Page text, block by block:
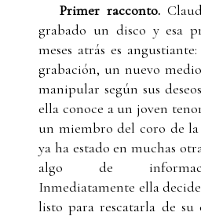
Primer racconto.
grabado un disco y esa
meses atrás es
grabación, un nuevo
manipular según sus
ella conoce a un joven
un miembro del coro de
ya ha estado en muchas
algo de
Inmediatamente ella
listo para rescatarla de su